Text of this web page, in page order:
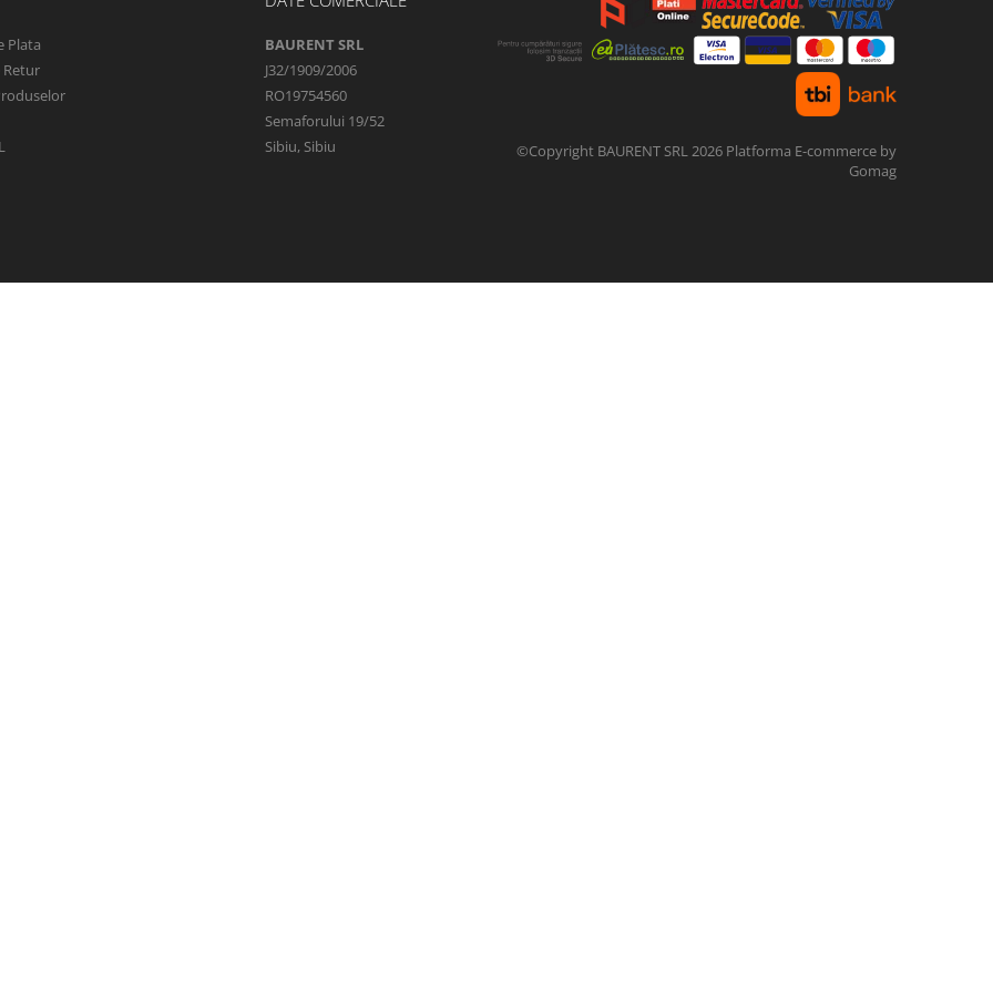
Plata
Retur
BAURENT SRL
J32/1909/2006
RO19754560
Semaforului 19/52
Sibiu, Sibiu
©Copyright BAURENT SRL 2026 Platforma E-commerce by
Gomag